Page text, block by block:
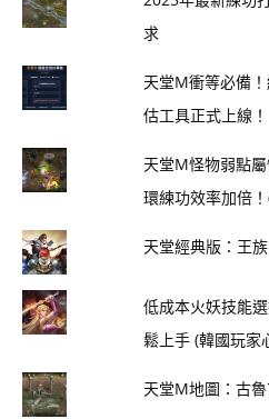
求
天堂M衝等必備
估工具正式上線！
天堂M怪物弱點
環練功效率加倍
天堂經典版：王
低成本火妖技能
鬆上手 (韓國玩家
天堂M地圖：古